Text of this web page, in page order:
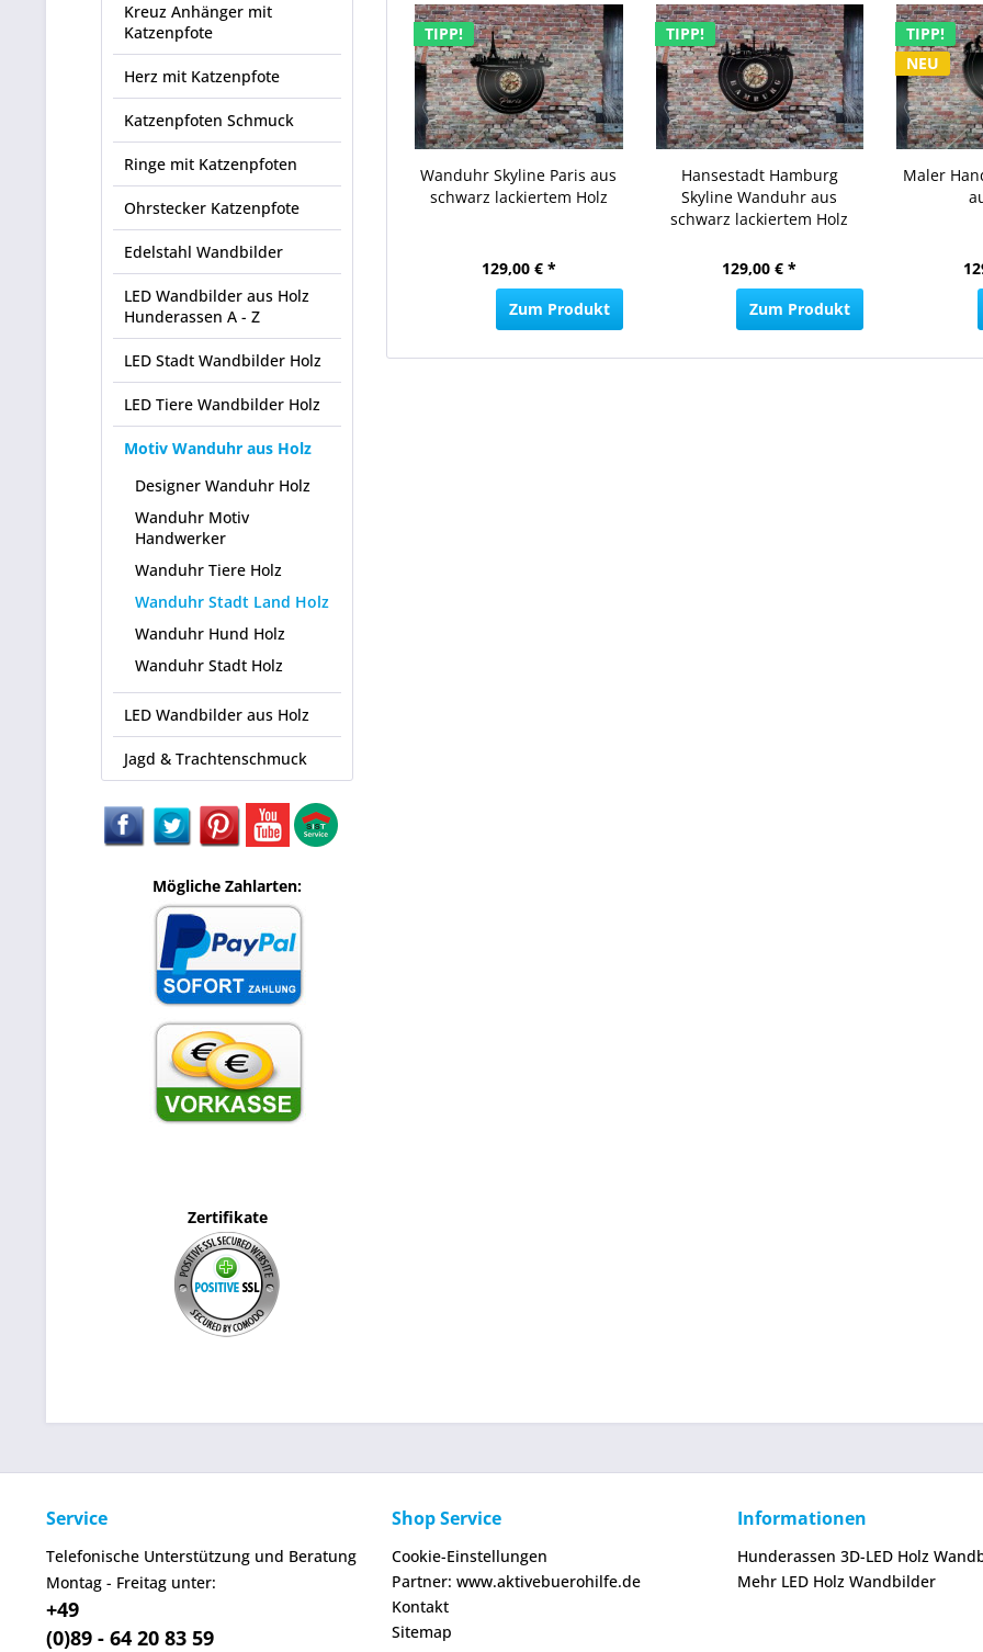
Kreuz Anhänger mit
Katzenpfote
Herz mit Katzenpfote
Katzenpfoten Schmuck
Ringe mit Katzenpfoten
Ohrstecker Katzenpfote
Edelstahl Wandbilder
LED Wandbilder aus Holz
Hunderassen A - Z
LED Stadt Wandbilder Holz
LED Tiere Wandbilder Holz
Motiv Wanduhr aus Holz
Designer Wanduhr Holz
Wanduhr Motiv
Handwerker
Wanduhr Tiere Holz
Wanduhr Stadt Land Holz
Wanduhr Hund Holz
Wanduhr Stadt Holz
LED Wandbilder aus Holz
Jagd & Trachtenschmuck
Mögliche Zahlarten:
Zertifikate
TIPP!
Wanduhr Skyline Paris aus
schwarz lackiertem Holz
129,00 € *
Zum Produkt
TIPP!
Hansestadt Hamburg
Skyline Wanduhr aus
schwarz lackiertem Holz
129,00 € *
Zum Produkt
TIPP!
NEU
Maler
Service
Telefonische Unterstützung und Beratung
Montag - Freitag unter:
+49
(0)89 - 64 20 83 59
Shop Service
Cookie-Einstellungen
Partner: www.aktivebuerohilfe.de
Kontakt
Sitemap
Informationen
Hunderassen 3D-LED Holz
Mehr LED Holz Wandbilder